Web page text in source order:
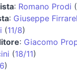
: Romano Prodi (
: Giuseppe
(11/8)
: Giacomo
(18/11)
)